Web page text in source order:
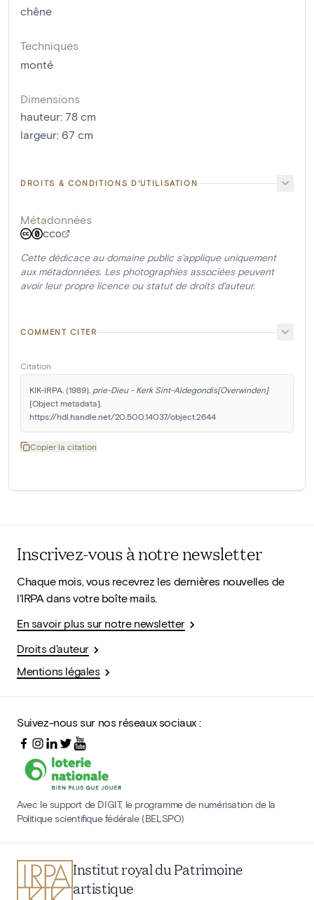
chêne
Techniques
monté
Dimensions
hauteur: 78 cm
largeur: 67 cm
DROITS & CONDITIONS D'UTILISATION
Métadonnées
CC0
Cette dédicace au domaine public s'applique uniquement
aux métadonnées. Les photographies associées peuvent
avoir leur propre licence ou statut de droits d'auteur.
COMMENT CITER
Citation
KIK-IRPA. (1989). prie-Dieu - Kerk Sint-Aldegondis[Overwinden]
[Object metadata].
https://hdl.handle.net/20.500.14037/object.2644
Copier la citation
Inscrivez-vous à notre newsletter
Chaque mois, vous recevrez les dernières nouvelles de
l'IRPA dans votre boîte mails.
En savoir plus sur notre newsletter
Droits d'auteur
Mentions légales
Suivez-nous sur nos réseaux sociaux :
Avec le support de DIGIT, le programme de numérisation de la
Politique scientifique fédérale (BELSPO)
Institut royal du Patrimoine
artistique